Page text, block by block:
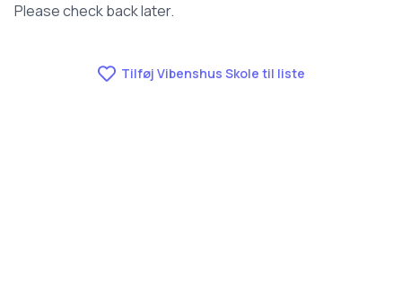
Please check back later.
Tilføj Vibenshus Skole til liste